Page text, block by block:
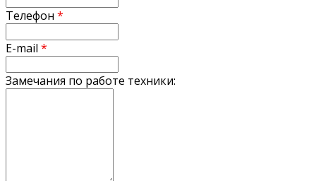
Телефон *
E-mail *
Замечания по работе техники: